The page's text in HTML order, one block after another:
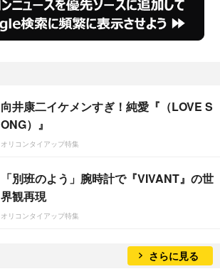
向井康二イケメンすぎ！純愛『（LOVE S
ONG）』
オリコンタイアップ特集
「別班のよう」腕時計で『VIVANT』の世
界観再現
オリコンタイアップ特集
さらに見る